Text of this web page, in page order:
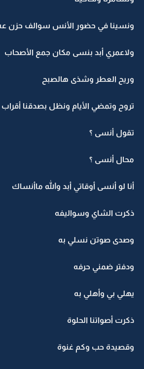
ونسينا في حضور الأنس سوالف حزن
ولاعمري أبد بنسى مكان جمع الأصحاب
وريح العطر وشذى هالصبح
تروح وتمضي الأيام ونظل بصدقنا أقراب
تقول أنسى ؟
محال أنسى ؟
أنا لو أنسى أوقاتي أبد والله ماأنساك
ذكرت الشاي وسواليفه
وصدى صوتن نسلي به
ودفتر ضمني حرفه
يهلي بي وأهلي به
ذكرت أصواتنا الحلوة
وقصيدة حب وكم غنوة